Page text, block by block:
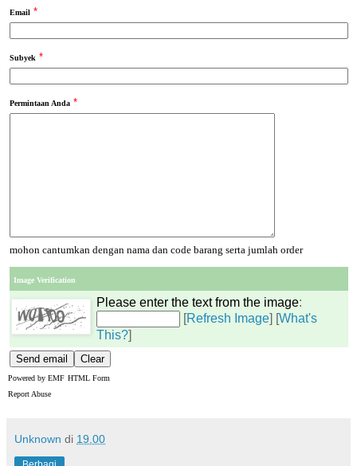
Email *
Subyek *
Permintaan Anda *
mohon cantumkan dengan nama dan code barang serta jumlah order
Image Verification
Please enter the text from the image:
Refresh Image
What's
This?
Powered by EMF HTML Form
Report Abuse
Unknown di 19.00